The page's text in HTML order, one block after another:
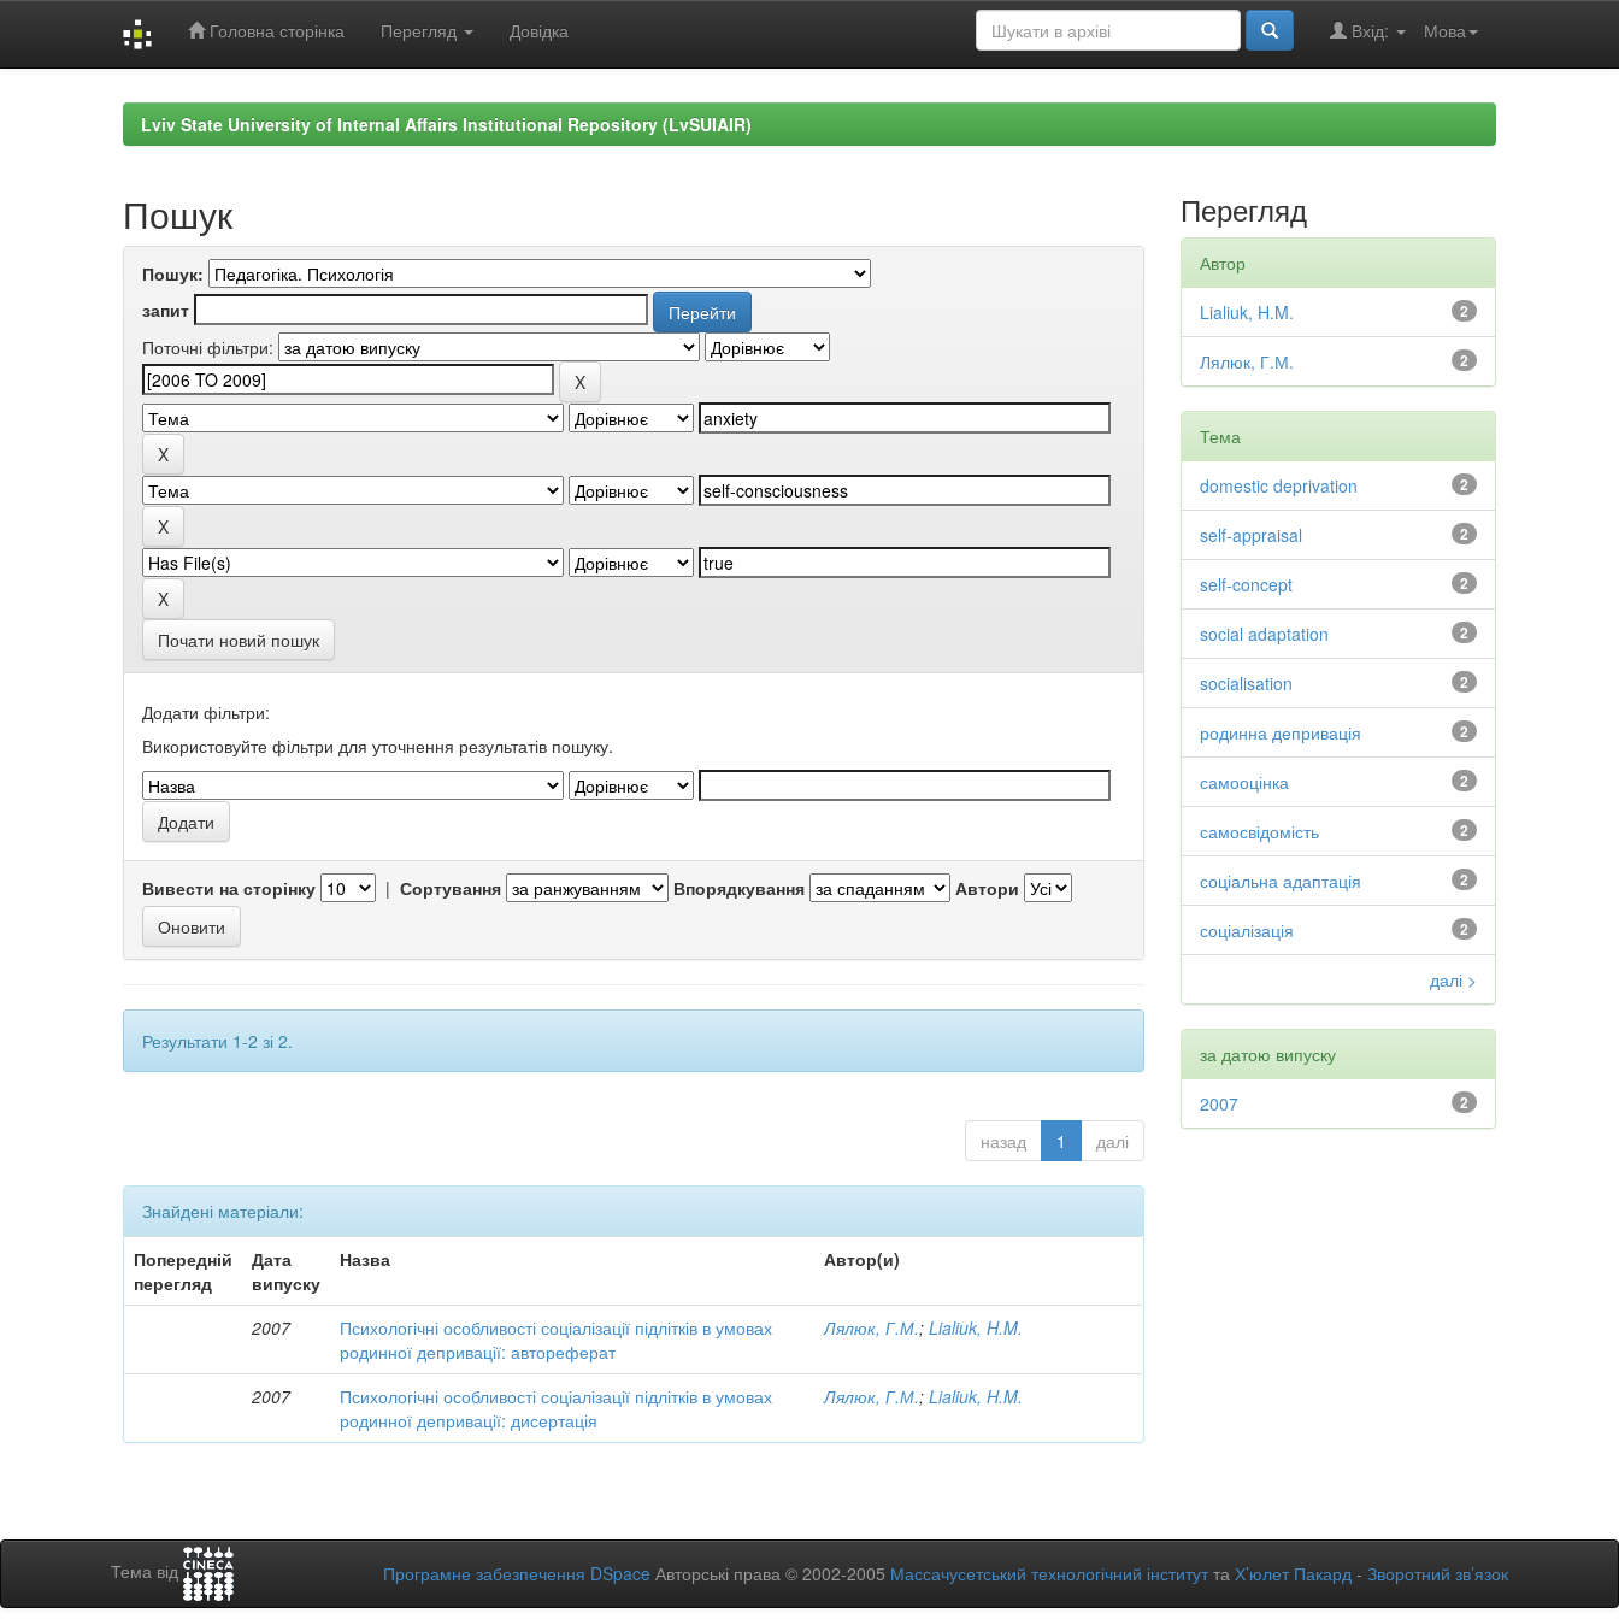
Головна сторінка Перегляд Довідка Мова
Вхід:
Lviv State University of Internal Affairs Institutional Repository (LvSUIAIR)
Пошук
Пошук:
запит
Поточні фільтри:
Почати новий пошук
Додати фільтри:
Використовуйте фільтри для уточнення результатів пошуку.
Вивести на сторінку | Сортування Впорядкування Автори
Результати 1-2 зі 2.
назад 1 далі
Знайдені матеріали:
Попередній
перегляд
Дата
випуску
Назва Автор(и)
2007
Психологічні особливості соціалізації підлітків в умовах
родинної депривації: автореферат
Лялюк, Г.М.;Lialiuk, H.M.
2007
Психологічні особливості соціалізації підлітків в умовах
родинної депривації: дисертація
Лялюк, Г.М.;Lialiuk, H.M.
Перегляд
Автор
2
Lialiuk, H.M.
2
Лялюк, Г.М.
Тема
2
domestic deprivation
2
self-appraisal
2
self-concept
2
social adaptation
2
socialisation
2
родинна депривація
2
самооцінка
2
самосвідомість
2
соціальна адаптація
2
соціалізація
далі >
за датою випуску
2
2007
Тема від Програмне забезпечення DSpace Авторські права © 2002-2005 Массачусетський технологічний інститутта Х’юлет Пакард - Зворотний зв’язок